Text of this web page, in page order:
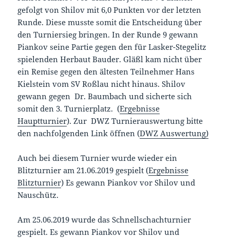
gefolgt von Shilov mit 6,0 Punkten vor der letzten
Runde. Diese musste somit die Entscheidung über
den Turniersieg bringen. In der Runde 9 gewann
Piankov seine Partie gegen den für Lasker-Stegelitz
spielenden Herbaut Bauder. Gläßl kam nicht über
ein Remise gegen den ältesten Teilnehmer Hans
Kielstein vom SV Roßlau nicht hinaus. Shilov
gewann gegen Dr. Baumbach und sicherte sich
somit den 3. Turnierplatz. (Ergebnisse
Hauptturnier). Zur DWZ Turnierauswertung bitte
den nachfolgenden Link öffnen (DWZ Auswertung)
Auch bei diesem Turnier wurde wieder ein
Blitzturnier am 21.06.2019 gespielt (Ergebnisse
Blitzturnier) Es gewann Piankov vor Shilov und
Nauschütz.
Am 25.06.2019 wurde das Schnellschachturnier
gespielt. Es gewann Piankov vor Shilov und